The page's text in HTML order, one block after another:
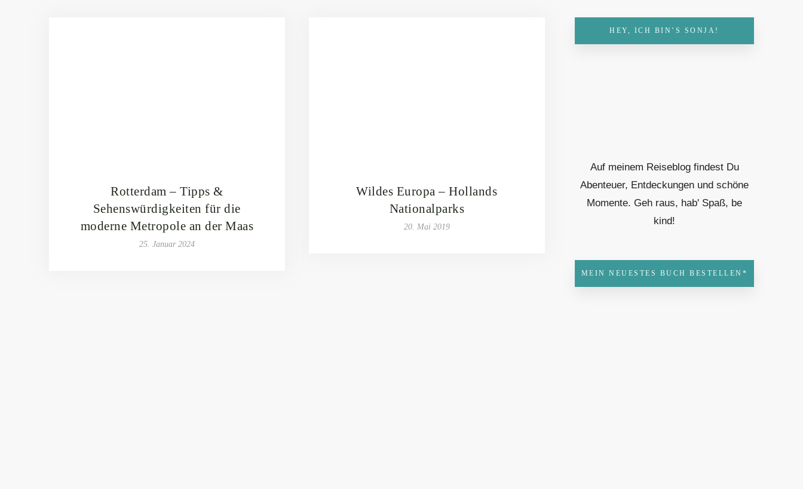
Rotterdam – Tipps &
Sehenswürdigkeiten für die
moderne Metropole an der Maas
25. Januar 2024
Wildes Europa – Hollands
Nationalparks
20. Mai 2019
HEY, ICH BIN’S SONJA!
Auf meinem Reiseblog findest Du
Abenteuer, Entdeckungen und schöne
Momente. Geh raus, hab' Spaß, be
kind!
MEIN NEUESTES BUCH BESTELLEN*